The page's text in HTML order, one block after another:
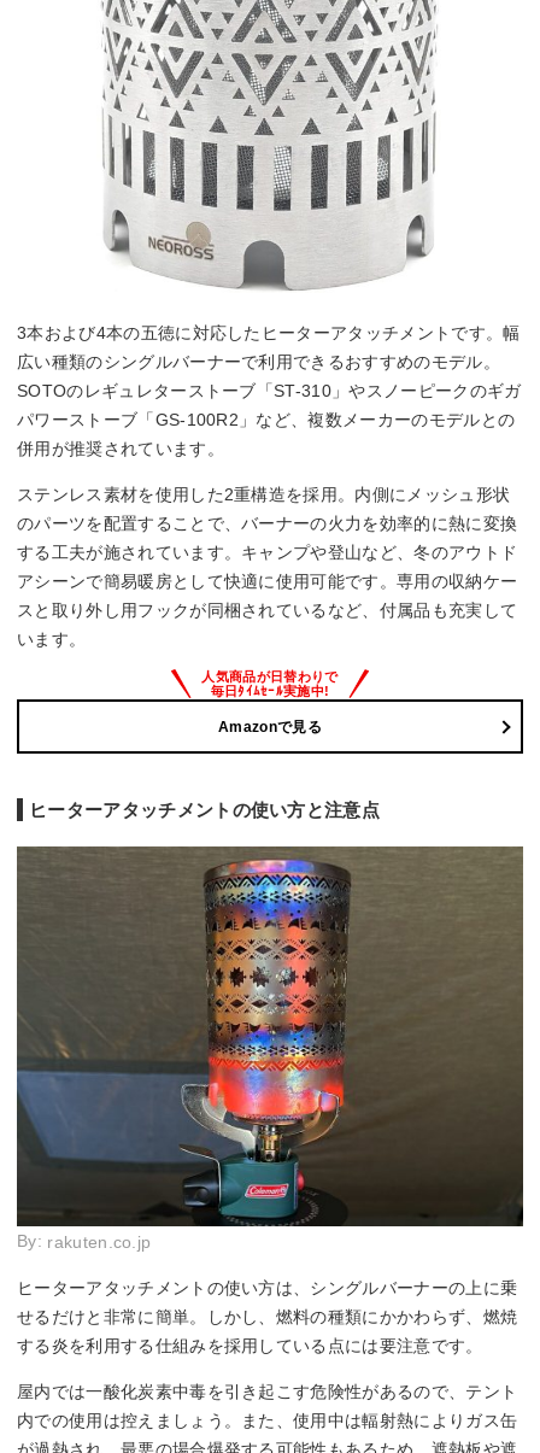
3本および4本の五徳に対応したヒーターアタッチメントです。幅
広い種類のシングルバーナーで利用できるおすすめのモデル。
SOTOのレギュレターストーブ「ST-310」やスノーピークのギガ
パワーストーブ「GS-100R2」など、複数メーカーのモデルとの
併用が推奨されています。
ステンレス素材を使用した2重構造を採用。内側にメッシュ形状
のパーツを配置することで、バーナーの火力を効率的に熱に変換
する工夫が施されています。キャンプや登山など、冬のアウトド
アシーンで簡易暖房として快適に使用可能です。専用の収納ケー
スと取り外し用フックが同梱されているなど、付属品も充実して
います。
Amazonで見る
ヒーターアタッチメントの使い方と注意点
By: rakuten.co.jp
ヒーターアタッチメントの使い方は、シングルバーナーの上に乗
せるだけと非常に簡単。しかし、燃料の種類にかかわらず、燃焼
する炎を利用する仕組みを採用している点には要注意です。
屋内では一酸化炭素中毒を引き起こす危険性があるので、テント
内での使用は控えましょう。また、使用中は輻射熱によりガス缶